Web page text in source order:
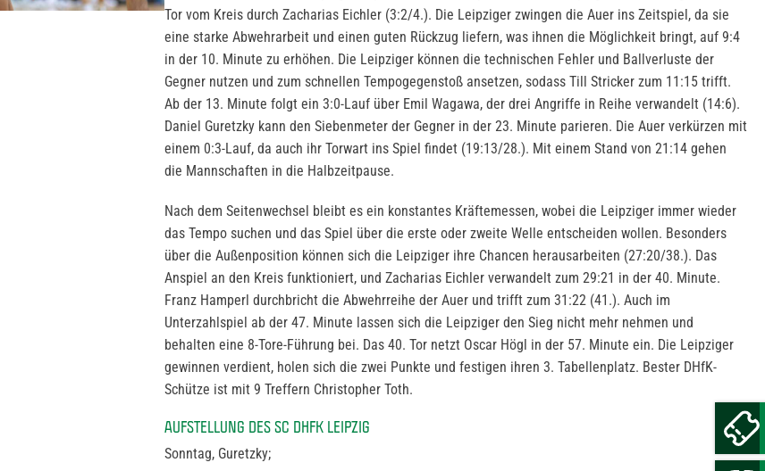
Tor vom Kreis durch Zacharias Eichler (3:2/4.). Die Leipziger zwingen die Auer ins Zeitspiel, da sie
eine starke Abwehrarbeit und einen guten Rückzug liefern, was ihnen die Möglichkeit bringt, auf 9:4
in der 10. Minute zu erhöhen. Die Leipziger können die technischen Fehler und Ballverluste der
Gegner nutzen und zum schnellen Tempogegenstoß ansetzen, sodass Till Stricker zum 11:15 trifft.
Ab der 13. Minute folgt ein 3:0-Lauf über Emil Wagawa, der drei Angriffe in Reihe verwandelt (14:6).
Daniel Guretzky kann den Siebenmeter der Gegner in der 23. Minute parieren. Die Auer verkürzen mit
einem 0:3-Lauf, da auch ihr Torwart ins Spiel findet (19:13/28.). Mit einem Stand von 21:14 gehen
die Mannschaften in die Halbzeitpause.
Nach dem Seitenwechsel bleibt es ein konstantes Kräftemessen, wobei die Leipziger immer wieder
das Tempo suchen und das Spiel über die erste oder zweite Welle entscheiden wollen. Besonders
über die Außenposition können sich die Leipziger ihre Chancen herausarbeiten (27:20/38.). Das
Anspiel an den Kreis funktioniert, und Zacharias Eichler verwandelt zum 29:21 in der 40. Minute.
Franz Hamperl durchbricht die Abwehrreihe der Auer und trifft zum 31:22 (41.). Auch im
Unterzahlspiel ab der 47. Minute lassen sich die Leipziger den Sieg nicht mehr nehmen und
behalten eine 8-Tore-Führung bei. Das 40. Tor netzt Oscar Högl in der 57. Minute ein. Die Leipziger
gewinnen verdient, holen sich die zwei Punkte und festigen ihren 3. Tabellenplatz. Bester DHfK-
Schütze ist mit 9 Treffern Christopher Toth.
AUFSTELLUNG DES SC DHFK LEIPZIG
Sonntag, Guretzky;